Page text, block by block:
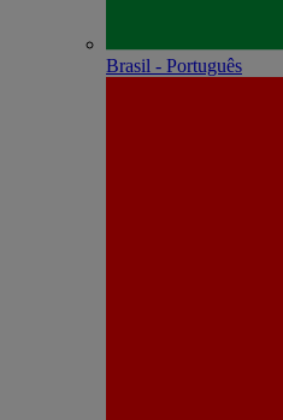
Brasil - Português